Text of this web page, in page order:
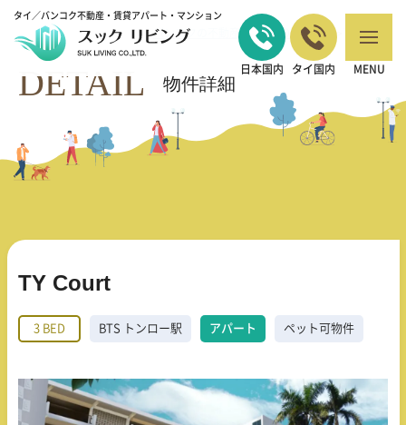
タイ／バンコク不動産・賃貸アパート・マンション
日本国内 タイ国内 MENU
バンコクの不動産・賃貸 TOP > 3 BED > TY Court
DETAIL 物件詳細
TY Court
3 BED BTS トンロー駅 アパート ペット可物件